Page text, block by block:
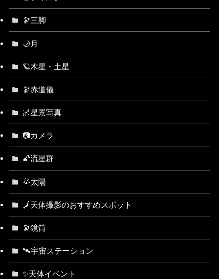
🔭三脚
🌙月
🪐木星・土星
🔭赤道儀
🌌星景写真
📷カメラ
🌠流星群
🌞太陽
🗾天体撮影のおすすめスポット
🔭鏡筒
🛰宇宙ステーション
✨天体イベント